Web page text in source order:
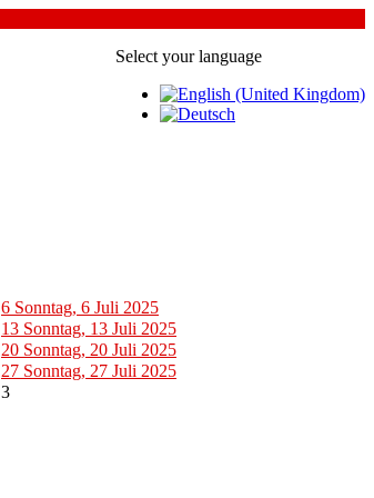
Select your language
6 Sonntag, 6 Juli 2025
13 Sonntag, 13 Juli 2025
20 Sonntag, 20 Juli 2025
27 Sonntag, 27 Juli 2025
3